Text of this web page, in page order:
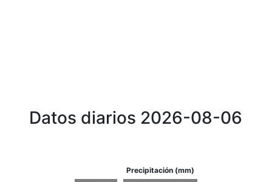
Datos diarios 2026-08-06
Precipitación (mm)